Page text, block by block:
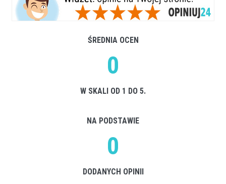
ŚREDNIA OCEN
0
W SKALI OD 1 DO 5.
NA PODSTAWIE
0
DODANYCH OPINII